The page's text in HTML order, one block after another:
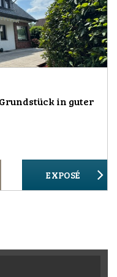
in guter